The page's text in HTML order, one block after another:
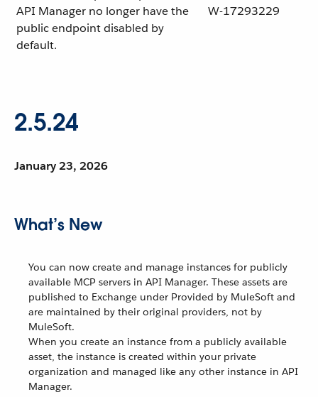
API Manager no longer have the
public endpoint disabled by
default.
W-17293229
2.5.24
January 23, 2026
What’s New
You can now create and manage instances for publicly
available MCP servers in API Manager. These assets are
published to Exchange under Provided by MuleSoft and
are maintained by their original providers, not by
MuleSoft.
When you create an instance from a publicly available
asset, the instance is created within your private
organization and managed like any other instance in API
Manager.